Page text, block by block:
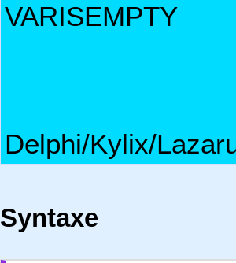
VARISEMPTY
Delphi/Kylix/
Syntaxe